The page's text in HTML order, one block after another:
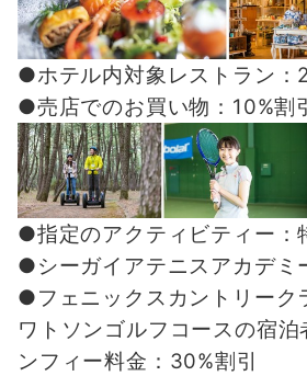
●ホテル内対象レストラン：
●売店でのお買い物：10%割
●指定のアクティビティー：
●シーガイアテニスアカデミ
●フェニックスカントリーク
ワトソンゴルフコースの宿泊
ンフィー料金：30%割引